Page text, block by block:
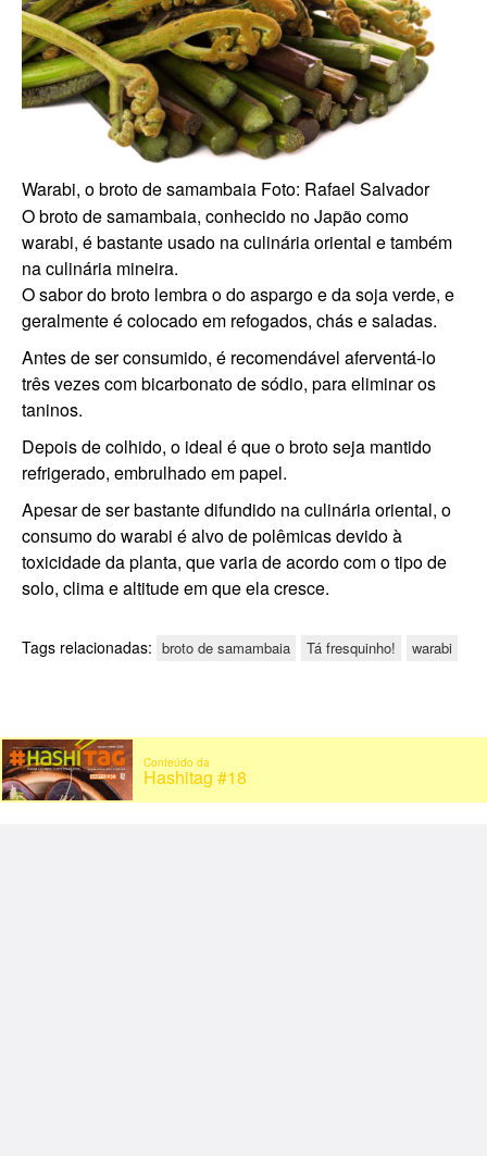
Warabi, o broto de samambaia Foto: Rafael Salvador
O broto de samambaia, conhecido no Japão como
warabi, é bastante usado na culinária oriental e também
na culinária mineira.
O sabor do broto lembra o do aspargo e da soja verde, e
geralmente é colocado em refogados, chás e saladas.
Antes de ser consumido, é recomendável aferventá-lo
três vezes com bicarbonato de sódio, para eliminar os
taninos.
Depois de colhido, o ideal é que o broto seja mantido
refrigerado, embrulhado em papel.
Apesar de ser bastante difundido na culinária oriental, o
consumo do warabi é alvo de polêmicas devido à
toxicidade da planta, que varia de acordo com o tipo de
solo, clima e altitude em que ela cresce.
Tags relacionadas: broto de samambaia Tá fresquinho! warabi
Conteúdo da
Hashitag #18